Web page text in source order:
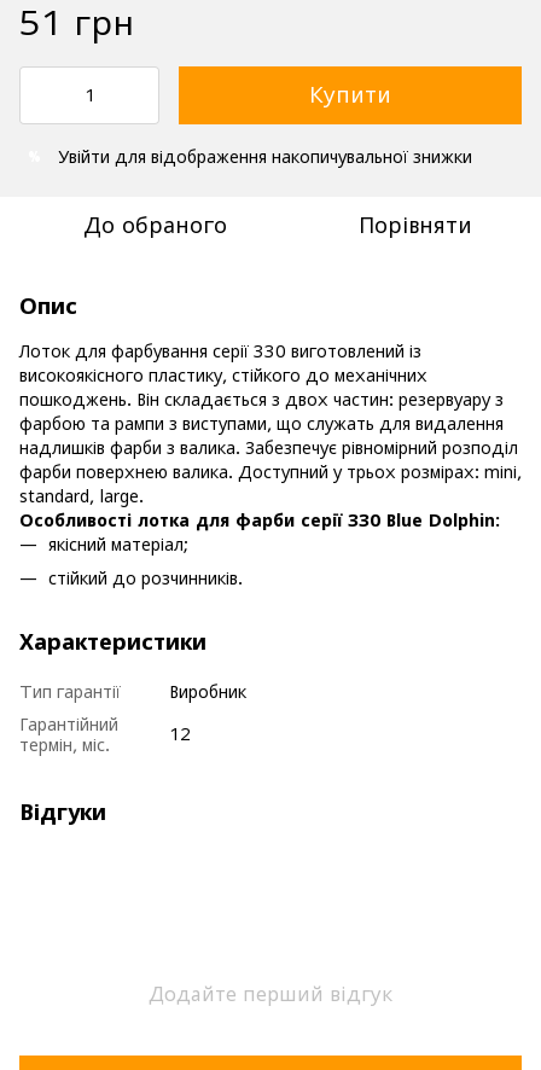
51 грн
Купити
Увійти для відображення накопичувальної знижки
До обраного Порівняти
Опис
Лоток для фарбування серії 330 виготовлений із
високоякісного пластику, стійкого до механічних
пошкоджень. Він складається з двох частин: резервуару з
фарбою та рампи з виступами, що служать для видалення
надлишків фарби з валика. Забезпечує рівномірний розподіл
фарби поверхнею валика. Доступний у трьох розмірах: mini,
standard, large.
Особливості лотка для фарби серії 330 Blue Dolphin:
якісний матеріал;
стійкий до розчинників.
Характеристики
Тип гарантії
Виробник
Гарантійний
термін, міс.
12
Відгуки
Додайте перший відгук